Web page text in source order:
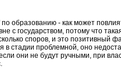
образованию - как может
с государством, потому что
споров, и это позитивный
в стадии проблемной, оно
они не будут ручными, при